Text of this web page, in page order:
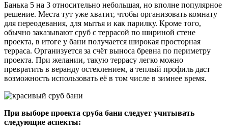
Банька 5 на 3 относительно небольшая, но вполне популярное
решение. Места тут уже хватит, чтобы организовать комнату
для переодевания, для мытья и как парилку. Кроме того,
обычно заказывают сруб с террасой по шириной стене
проекта, в итоге у бани получается широкая просторная
терраса. Организуется за счёт выноса бревна по периметру
проекта. При желании, такую террасу легко можно
превратить в веранду остеклением, а теплый профиль даст
возможность использовать её в том числе в зимнее время.
При выборе проекта сруба бани следует учитывать
следующие аспекты: